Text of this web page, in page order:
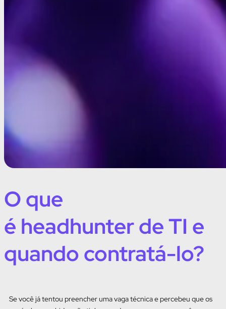
O que
é headhunter de TI e
quando contratá-lo?
Se você já tentou preencher uma vaga técnica e percebeu que os